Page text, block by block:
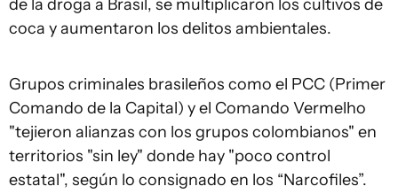
de la droga a Brasil, se multiplicaron los cultivos de
coca y aumentaron los delitos ambientales.
Grupos criminales brasileños como el PCC (Primer
Comando de la Capital) y el Comando Vermelho
"tejieron alianzas con los grupos colombianos" en
territorios "sin ley" donde hay "poco control
estatal", según lo consignado en los “Narcofiles”.